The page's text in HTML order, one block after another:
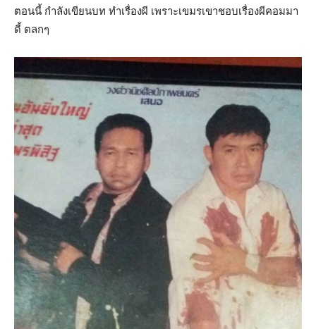
ตอนนี้ กำลังเขียนบท ทำเรื่องผี เพราะเขมรเขาชอบเรื่องผีคอมมา
ดี้ ตลกๆ